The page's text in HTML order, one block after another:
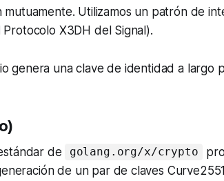
mutuamente. Utilizamos un patrón de
X3DH del Signal).
genera una clave de identidad a largo
de golang.org/x/crypto
de un par de claves